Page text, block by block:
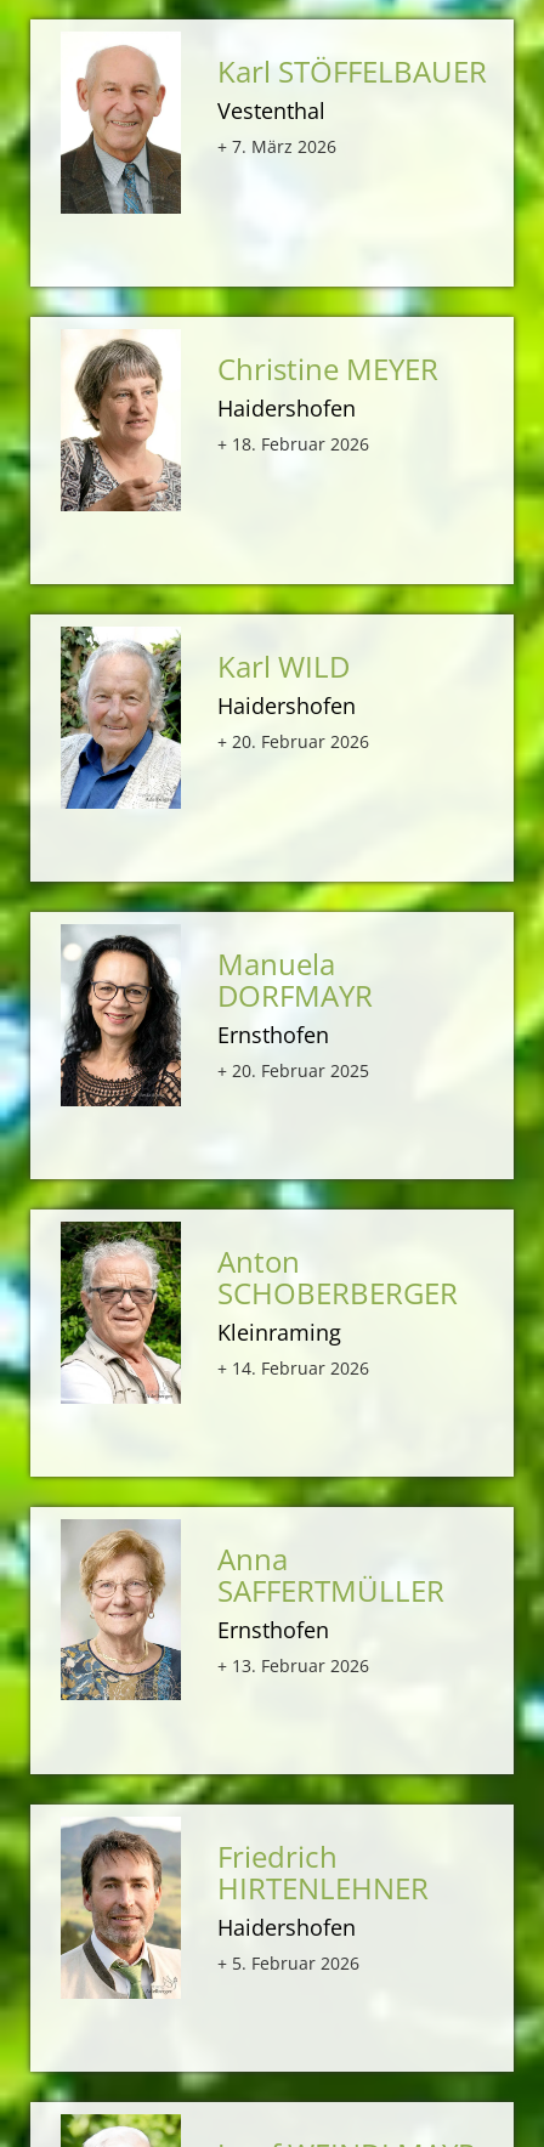
Karl STÖFFELBAUER
Vestenthal
+ 7. März 2026
Christine MEYER
Haidershofen
+ 18. Februar 2026
Karl WILD
Haidershofen
+ 20. Februar 2026
Manuela
DORFMAYR
Ernsthofen
+ 20. Februar 2025
Anton
SCHOBERBERGER
Kleinraming
+ 14. Februar 2026
Anna
SAFFERTMÜLLER
Ernsthofen
+ 13. Februar 2026
Friedrich
HIRTENLEHNER
Haidershofen
+ 5. Februar 2026